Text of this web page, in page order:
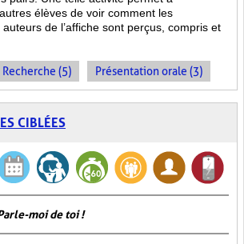
élèves de voir comment les
de l’affiche sont perçus, compris et
Recherche (5) Présentation orale (3)
CIBLÉES
moi de toi !